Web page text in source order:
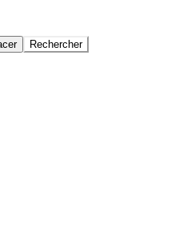
Rechercher